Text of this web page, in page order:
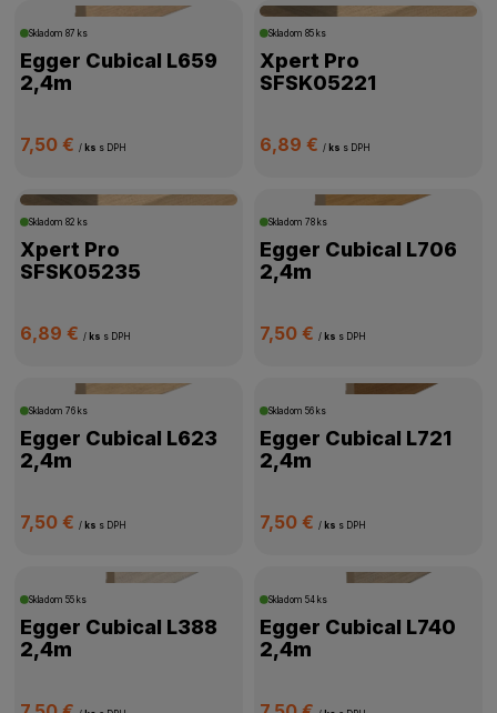
Skladom87 ks
Egger Cubical L659
2,4m
7,50 €/ ks s DPH
Skladom 85 ks
Xpert Pro
SFSK05221
6,89 € / ks s DPH
Skladom82 ks
Xpert Pro
SFSK05235
6,89 €/ ks s DPH
Skladom 78 ks
Egger Cubical L706
2,4m
7,50 € / ks s DPH
Skladom76 ks
Egger Cubical L623
2,4m
7,50 €/ ks s DPH
Skladom 56 ks
Egger Cubical L721
2,4m
7,50 € / ks s DPH
Skladom55 ks
Egger Cubical L388
2,4m
Skladom 54 ks
Egger Cubical L740
2,4m